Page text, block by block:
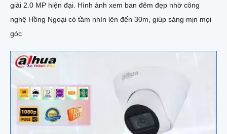
giải 2.0 MP hiện đại. Hình ảnh xem ban đêm đẹp nhờ công
nghệ Hồng Ngoại có tầm nhìn lên đến 30m, giúp sáng mịn mọi
góc